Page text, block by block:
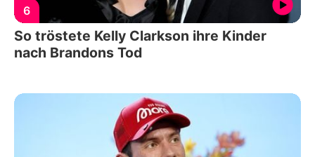
6
So tröstete Kelly Clarkson ihre Kinder
nach Brandons Tod